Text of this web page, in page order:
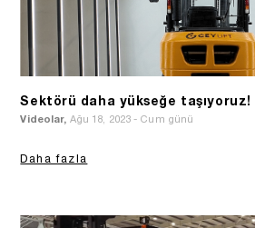
Sektörü daha yükseğe taşıyoruz!
Videolar, Ağu 18, 2023 - Cum günü
Daha fazla